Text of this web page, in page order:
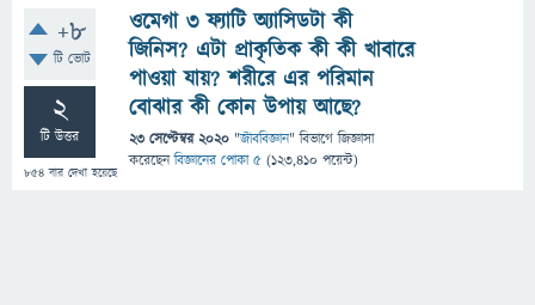
+8
টি ভোট
2
টি উত্তর
854 বার দেখা হয়েছে
ওমেগা 3 ফ্যাটি অ্যাসিডটা কী
জিনিস? এটা প্রাকৃতিক কী কী খাবারে
পাওয়া যায়? শরীরে এর পরিমান
বোঝার কী কোন উপায় আছে?
23 সেপ্টেম্বর 2020 "জীববিজ্ঞান" বিভাগে জিজ্ঞাসা
করেছেনবিজ্ঞানের পোকা ৫ (123,410 পয়েন্ট)